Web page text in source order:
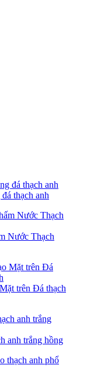
thạch anh
Nước Thạch
trên Đá thạch
anh trắng hồng